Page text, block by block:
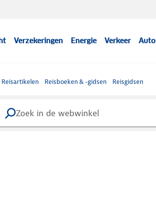
Verzekeringen Energie Verkeer Auto
Reisartikelen Reisboeken & -gidsen Reisgidsen